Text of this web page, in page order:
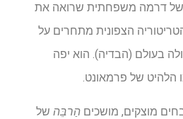
של דרמה משפחתית שרואה את
הצפונית מתחרים על
בעולם (הבדיה). הוא יפה
הלהיט של פרמאונט.
מוצקים, מושכים הַרבֵּה של